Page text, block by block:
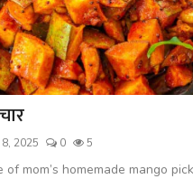
2025 0 5
mom’s homemade mango